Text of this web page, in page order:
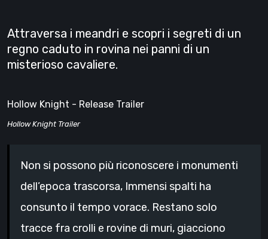
Attraversa i meandri e scopri i segreti di un
regno caduto in rovina nei panni di un
misterioso cavaliere.
Hollow Knight - Release Trailer
Hollow Knight Trailer
Non si possono più riconoscere i monumenti
dell’epoca trascorsa, Immensi spalti ha
consunto il tempo vorace. Restano solo
tracce fra crolli e rovine di muri, giacciono